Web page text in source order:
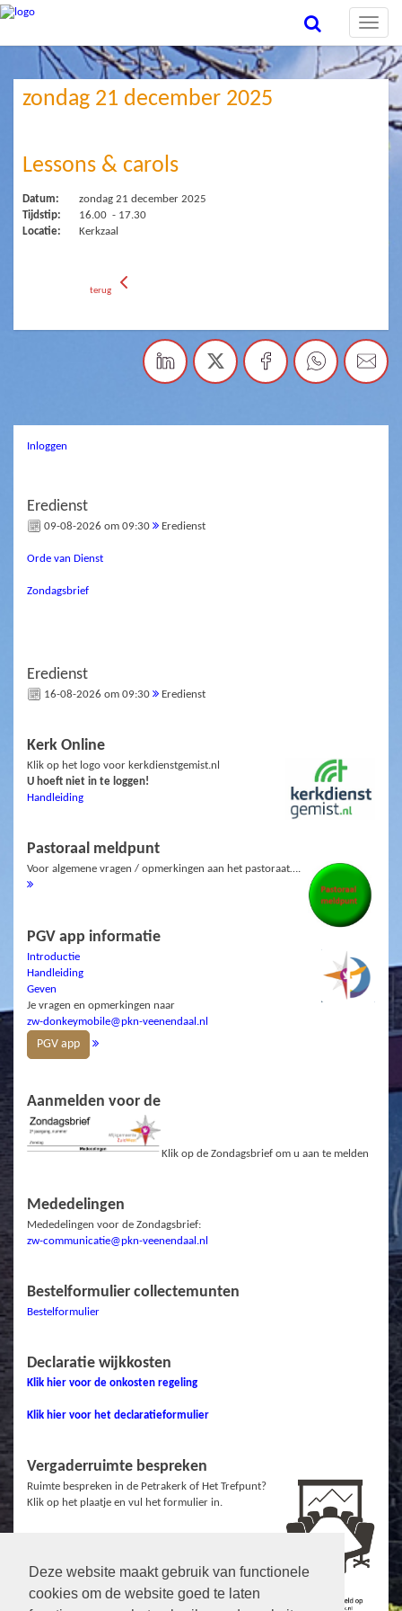
Deze website maakt gebruik van functionele
cookies om de website goed te laten
Toggle
zondag 21 december 2025
Lessons & carols
Datum:
zondag 21 december 2025
Tijdstip:
16.00 - 17.30
Locatie:
Kerkzaal
terug
Inloggen
Eredienst
09-08-2026 om 09:30 Eredienst
Orde van Dienst
Zondagsbrief
Eredienst
16-08-2026 om 09:30 Eredienst
Kerk Online
Klik op het logo voor kerkdienstgemist.nl
U hoeft niet in te loggen!
Handleiding
Pastoraal meldpunt
Voor algemene vragen / opmerkingen aan het pastoraat….
PGV app informatie
Introductie
Handleiding
Geven
Je vragen en opmerkingen naar
zw-donkeymobile@pkn-veenendaal.nl
PGV app
Aanmelden voor de
Klik op de Zondagsbrief om u aan te melden
Mededelingen
Mededelingen voor de Zondagsbrief:
zw-communicatie@pkn-veenendaal.nl
Bestelformulier collectemunten
Bestelformulier
Declaratie wijkkosten
Klik hier voor de onkosten regeling
Klik hier voor het declaratieformulier
Vergaderruimte bespreken
Ruimte bespreken in de Petrakerk of Het Trefpunt?
Klik op het plaatje en vul het formulier in.
Links
Protestantse Gemeente Veenendaal